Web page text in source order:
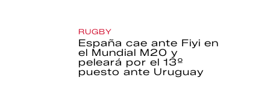
RUGBY
España cae ante Fiyi en
el Mundial M20 y
peleará por el 13º
puesto ante Uruguay